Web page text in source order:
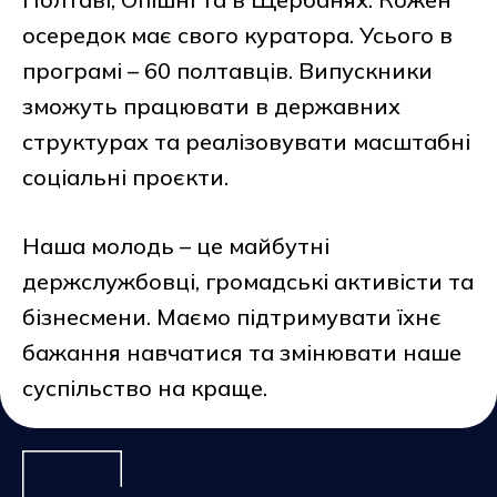
осередок має свого куратора. Усього в
програмі – 60 полтавців. Випускники
зможуть працювати в державних
структурах та реалізовувати масштабні
соціальні проєкти.
Наша молодь – це майбутні
держслужбовці, громадські активісти та
бізнесмени. Маємо підтримувати їхнє
бажання навчатися та змінювати наше
суспільство на краще.